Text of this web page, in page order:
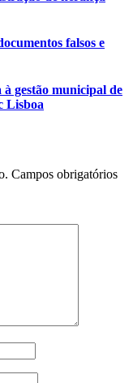
falsos e
gestão municipal de
Lisboa
Campos obrigatórios